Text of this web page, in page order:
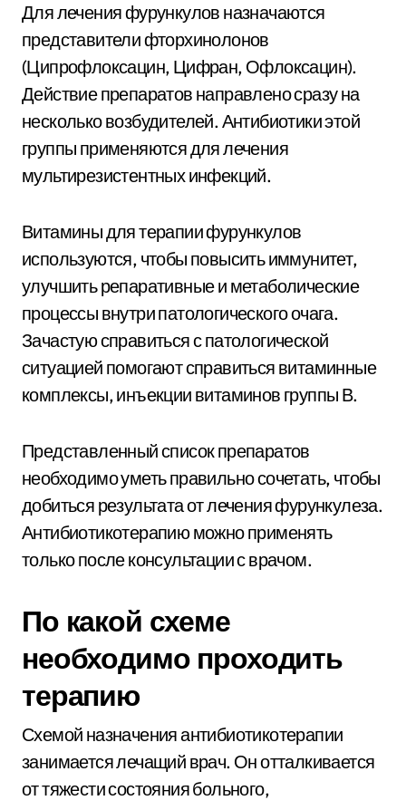
Для лечения фурункулов назначаются
представители фторхинолонов
(Ципрофлоксацин, Цифран, Офлоксацин).
Действие препаратов направлено сразу на
несколько возбудителей. Антибиотики этой
группы применяются для лечения
мультирезистентных инфекций.
Витамины для терапии фурункулов
используются, чтобы повысить иммунитет,
улучшить репаративные и метаболические
процессы внутри патологического очага.
Зачастую справиться с патологической
ситуацией помогают справиться витаминные
комплексы, инъекции витаминов группы В.
Представленный список препаратов
необходимо уметь правильно сочетать, чтобы
добиться результата от лечения фурункулеза.
Антибиотикотерапию можно применять
только после консультации с врачом.
По какой схеме
необходимо проходить
терапию
Схемой назначения антибиотикотерапии
занимается лечащий врач. Он отталкивается
от тяжести состояния больного,